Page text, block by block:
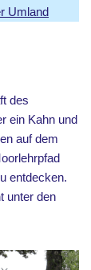
Umland
des
ein Kahn und
auf dem
entdecken.
unter den